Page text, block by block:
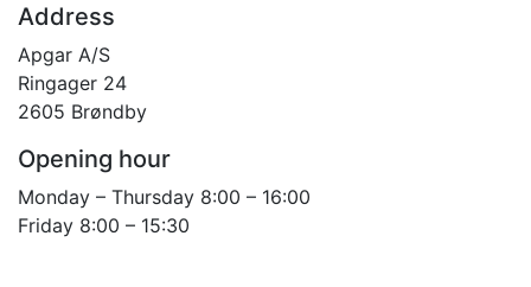
Address
Apgar A/S
Ringager 24
2605 Brøndby
Opening hour
Monday – Thursday 8:00 – 16:00
Friday 8:00 – 15:30